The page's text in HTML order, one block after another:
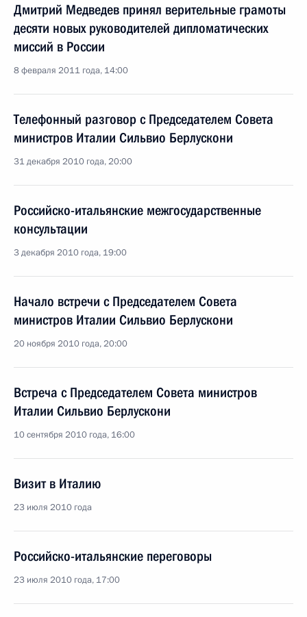
Дмитрий Медведев принял верительные грамоты
десяти новых руководителей дипломатических
миссий в России
8 февраля 2011 года, 14:00
Телефонный разговор с Председателем Совета
министров Италии Сильвио Берлускони
31 декабря 2010 года, 20:00
Российско-итальянские межгосударственные
консультации
3 декабря 2010 года, 19:00
Начало встречи с Председателем Совета
министров Италии Сильвио Берлускони
20 ноября 2010 года, 20:00
Встреча с Председателем Совета министров
Италии Сильвио Берлускони
10 сентября 2010 года, 16:00
Визит в Италию
23 июля 2010 года
Российско-итальянские переговоры
23 июля 2010 года, 17:00